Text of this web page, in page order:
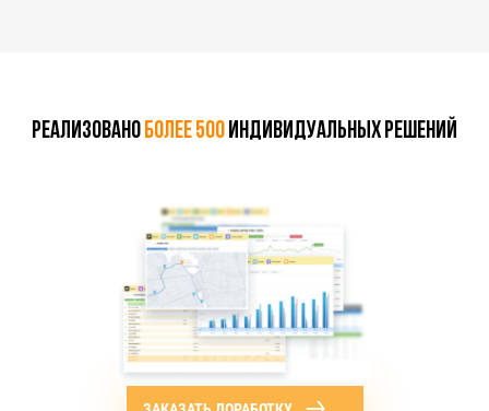
реализованоболее 500индивидуальных решений